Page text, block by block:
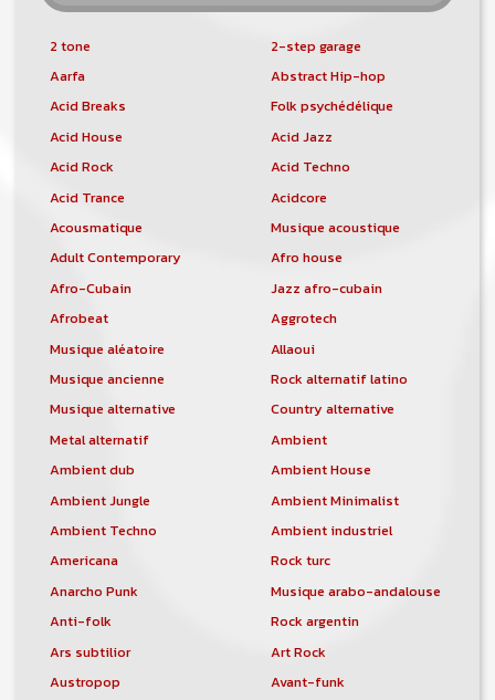
2 tone
2-step garage
Aarfa
Abstract Hip-hop
Acid Breaks
Folk psychédélique
Acid House
Acid Jazz
Acid Rock
Acid Techno
Acid Trance
Acidcore
Acousmatique
Musique acoustique
Adult Contemporary
Afro house
Afro-Cubain
Jazz afro-cubain
Afrobeat
Aggrotech
Musique aléatoire
Allaoui
Musique ancienne
Rock alternatif latino
Musique alternative
Country alternative
Metal alternatif
Ambient
Ambient dub
Ambient House
Ambient Jungle
Ambient Minimalist
Ambient Techno
Ambient industriel
Americana
Rock turc
Anarcho Punk
Musique arabo-andalouse
Anti-folk
Rock argentin
Ars subtilior
Art Rock
Austropop
Avant-funk